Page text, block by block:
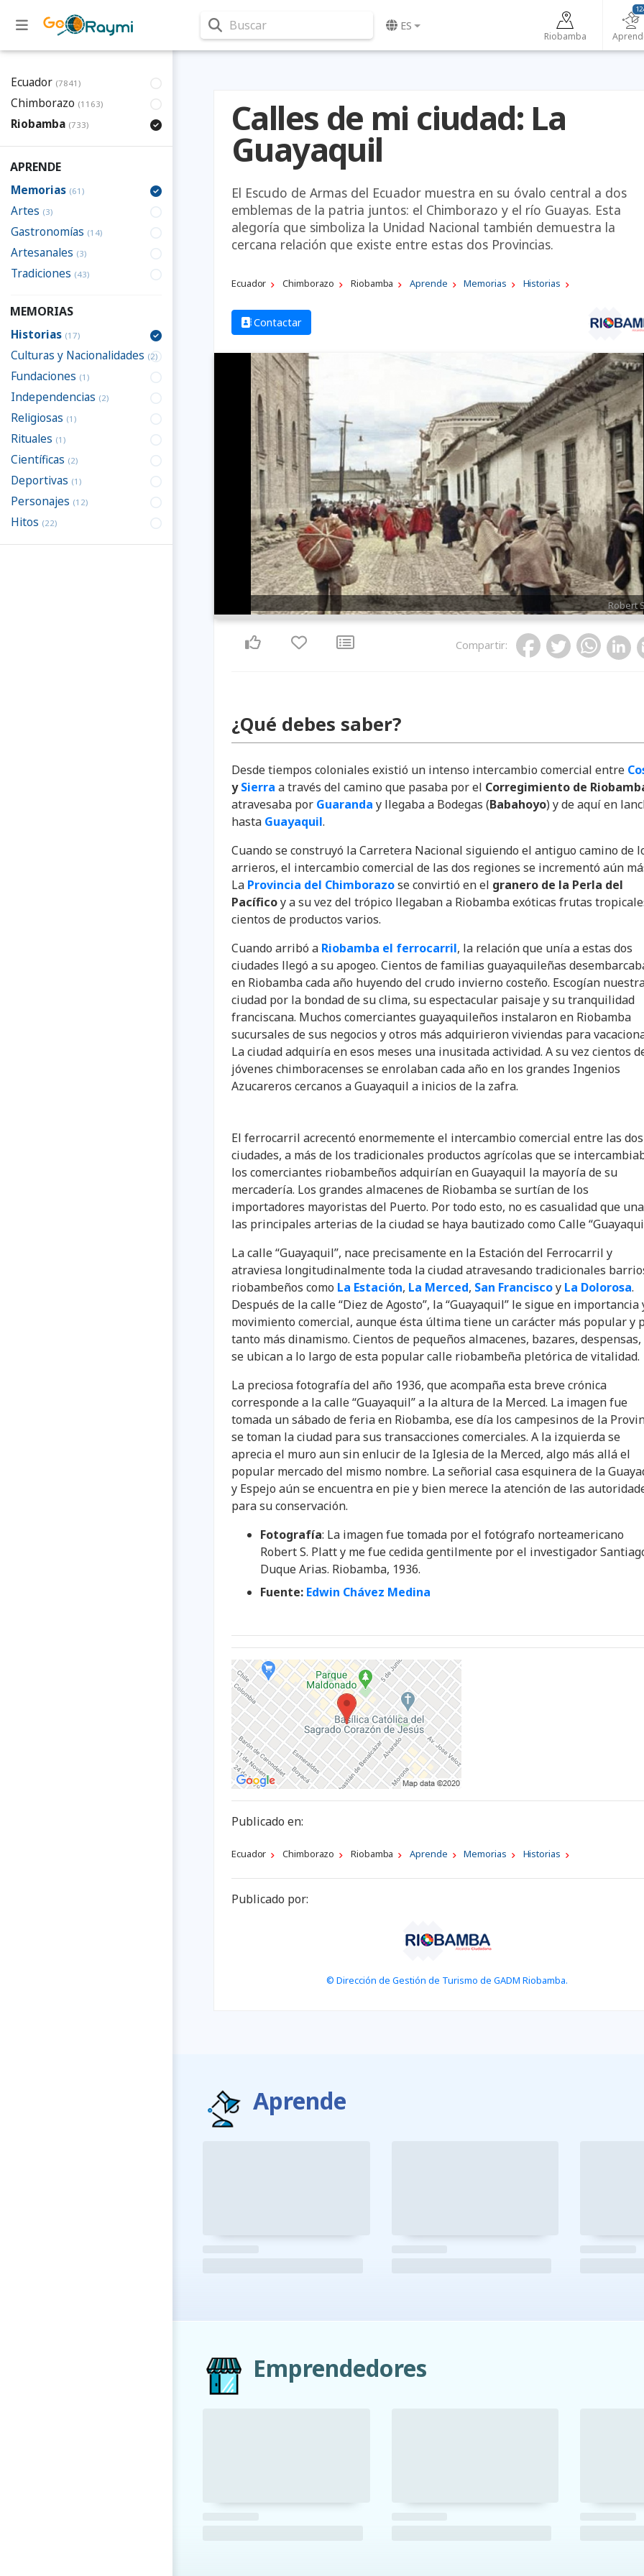
Buscar ES
Riobamba
Ecuador (7841)
Chimborazo (1163)
Riobamba (733)
APRENDE
Memorias (61)
Artes (3)
Gastronomías (14)
Artesanales (3)
Tradiciones (43)
MEMORIAS
Historias (17)
Culturas y Nacionalidades (2)
Fundaciones (1)
Independencias (2)
Religiosas (1)
Rituales (1)
Científicas (2)
Deportivas (1)
Personajes (12)
Hitos (22)
Calles de mi ciudad: La
Guayaquil
El Escudo de Armas del Ecuador muestra en su óvalo central a dos
emblemas de la patria juntos: el Chimborazo y el río Guayas. Esta
alegoría que simboliza la Unidad Nacional también demuestra la
cercana relación que existe entre estas dos Provincias.
Ecuador Chimborazo Riobamba Aprende Memorias Historias
Contactar
Robert
Compartir:
¿Qué debes saber?
Desde tiempos coloniales existió un intenso intercambio comercial entre
ySierra a través del camino que pasaba por el Corregimiento de
atravesaba por Guaranda y llegaba a Bodegas (Babahoyo) y de aquí en
hasta Guayaquil.
Cuando se construyó la Carretera Nacional siguiendo el antiguo camino de
arrieros, el intercambio comercial de las dos regiones se incrementó aún
La Provincia del Chimborazose convirtió en el granero de la Perla del
Pacíficoy a su vez del trópico llegaban a Riobamba exóticas frutas
cientos de productos varios.
Cuando arribó a Riobamba el ferrocarril, la relación que unía a estas dos
ciudades llegó a su apogeo. Cientos de familias guayaquileñas
en Riobamba cada año huyendo del crudo invierno costeño. Escogían
ciudad por la bondad de su clima, su espectacular paisaje y su tranquilidad
franciscana. Muchos comerciantes guayaquileños instalaron en Riobamba
sucursales de sus negocios y otros más adquirieron viviendas para
La ciudad adquiría en esos meses una inusitada actividad. A su vez cientos
jóvenes chimboracenses se enrolaban cada año en los grandes Ingenios
Azucareros cercanos a Guayaquil a inicios de la zafra.
El ferrocarril acrecentó enormemente el intercambio comercial entre las dos
ciudades, a más de los tradicionales productos agrícolas que se
los comerciantes riobambeños adquirían en Guayaquil la mayoría de su
mercadería. Los grandes almacenes de Riobamba se surtían de los
importadores mayoristas del Puerto. Por todo esto, no es casualidad que
las principales arterias de la ciudad se haya bautizado como Calle
La calle “Guayaquil”, nace precisamente en la Estación del Ferrocarril y
atraviesa longitudinalmente toda la ciudad atravesando tradicionales
riobambeños como La Estación, La Merced, San Franciscoy La Dolorosa.
Después de la calle “Diez de Agosto”, la “Guayaquil” le sigue en importancia
movimiento comercial, aunque ésta última tiene un carácter más popular y
tanto más dinamismo. Cientos de pequeños almacenes, bazares, despensas,
se ubican a lo largo de esta popular calle riobambeña pletórica de vitalidad.
La preciosa fotografía del año 1936, que acompaña esta breve crónica
corresponde a la calle “Guayaquil” a la altura de la Merced. La imagen fue
tomada un sábado de feria en Riobamba, ese día los campesinos de la
se toman la ciudad para sus transacciones comerciales. A la izquierda se
aprecia el muro aun sin enlucir de la Iglesia de la Merced, algo más allá el
popular mercado del mismo nombre. La señorial casa esquinera de la
y Espejo aún se encuentra en pie y bien merece la atención de las
para su conservación.
Fotografía: La imagen fue tomada por el fotógrafo norteamericano
Robert S. Platt y me fue cedida gentilmente por el investigador
Duque Arias. Riobamba, 1936.
Fuente: Edwin Chávez Medina
Publicado en:
Ecuador Chimborazo Riobamba Aprende Memorias Historias
Publicado por:
© Dirección de Gestión de Turismo de GADM Riobamba.
Aprende
Emprendedores